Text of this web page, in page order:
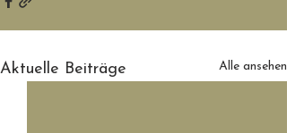
Aktuelle Beiträge Alle ansehen